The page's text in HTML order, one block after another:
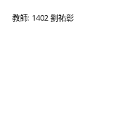
教師: 1402 劉祐彰